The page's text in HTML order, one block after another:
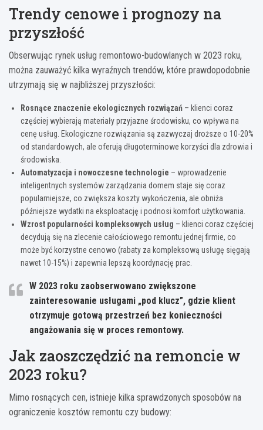
Trendy cenowe i prognozy na
przyszłość
Obserwując rynek usług remontowo-budowlanych w 2023 roku,
można zauważyć kilka wyraźnych trendów, które prawdopodobnie
utrzymają się w najbliższej przyszłości:
Rosnące znaczenie ekologicznych rozwiązań – klienci coraz
częściej wybierają materiały przyjazne środowisku, co wpływa na
cenę usług. Ekologiczne rozwiązania są zazwyczaj droższe o 10-20%
od standardowych, ale oferują długoterminowe korzyści dla zdrowia i
środowiska.
Automatyzacja i nowoczesne technologie – wprowadzenie
inteligentnych systemów zarządzania domem staje się coraz
popularniejsze, co zwiększa koszty wykończenia, ale obniża
późniejsze wydatki na eksploatację i podnosi komfort użytkowania.
Wzrost popularności kompleksowych usług – klienci coraz częściej
decydują się na zlecenie całościowego remontu jednej firmie, co
może być korzystne cenowo (rabaty za kompleksową usługę sięgają
nawet 10-15%) i zapewnia lepszą koordynację prac.
W 2023 roku zaobserwowano zwiększone
zainteresowanie usługami „pod klucz”, gdzie klient
otrzymuje gotową przestrzeń bez konieczności
angażowania się w proces remontowy.
Jak zaoszczędzić na remoncie w
2023 roku?
Mimo rosnących cen, istnieje kilka sprawdzonych sposobów na
ograniczenie kosztów remontu czy budowy: